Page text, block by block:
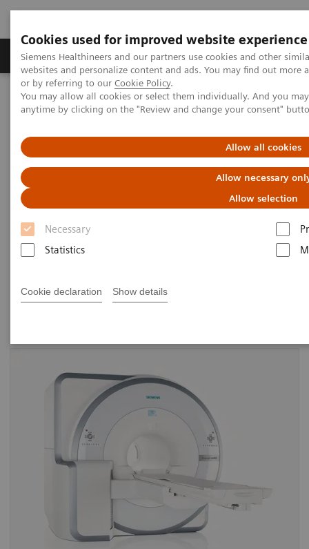
Cookies used for improved website experience
Siemens Healthineers and our partners use cookies and other
websites and personalize content and ads. You may find out
or by referring to our Cookie Policy.
You may allow all cookies or select them individually. And you
anytime by clicking on the "Review and change your consent"
Allow all cookies
Allow necessary
Allow selection
Necessary
Statistics
Cookie declaration Show details
Produits & Services À propos de
Home
Imagerie Médicale
Imagerie par résonance magnétique
IRM-TEP / IRM moléculaire
IRM-TEP / IRM moléculaire
Un système deux en un qui révolutionne l’imagerie
diagnostic, grâce à l’intégration complète de
l’imagerie IRM 3T de pointe et de l’imagerie